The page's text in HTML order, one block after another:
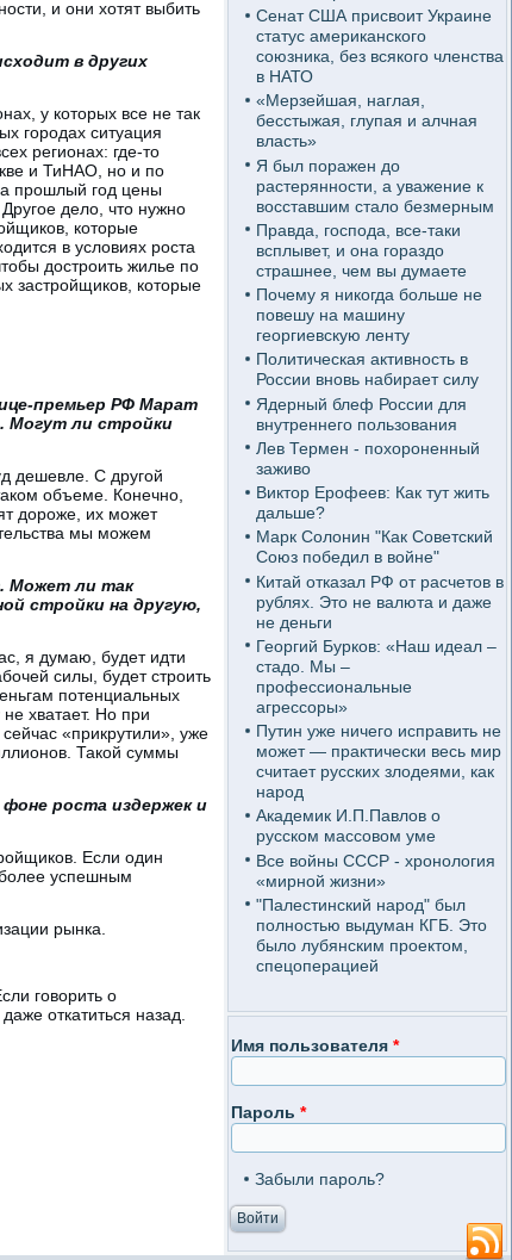
и они хотят выбить
в других
у которых все не так
городах ситуация
регионах: где-то
и ТиНАО, но и по
прошлый год цены
дело, что нужно
которые
в условиях роста
достроить жилье по
застройщиков, которые
премьер РФ Марат
Могут ли стройки
дешевле. С другой
объеме. Конечно,
дороже, их может
мы можем
Может ли так
стройки на другую,
я думаю, будет идти
силы, будет строить
потенциальных
хватает. Но при
«прикрутили», уже
Такой суммы
роста издержек и
Если один
более успешным
рынка.
говорить о
откатиться назад.
Сенат США присвоит Украине
статус американского
союзника, без всякого членства
в НАТО
«Мерзейшая, наглая,
бесстыжая, глупая и алчная
власть»
Я был поражен до
растерянности, а уважение к
восставшим стало безмерным
Правда, господа, все-таки
всплывет, и она гораздо
страшнее, чем вы думаете
Почему я никогда больше не
повешу на машину
георгиевскую ленту
Политическая активность в
России вновь набирает силу
Ядерный блеф России для
внутреннего пользования
Лев Термен - похороненный
заживо
Виктор Ерофеев: Как тут жить
дальше?
Марк Солонин "Как Советский
Союз победил в войне"
Китай отказал РФ от расчетов в
рублях. Это не валюта и даже
не деньги
Георгий Бурков: «Наш идеал –
стадо. Мы –
профессиональные
агрессоры»
Путин уже ничего исправить не
может — практически весь мир
считает русских злодеями, как
народ
Академик И.П.Павлов о
русском массовом уме
Все войны СССР - хронология
«мирной жизни»
"Палестинский народ" был
полностью выдуман КГБ. Это
было лубянским проектом,
спецоперацией
Имя пользователя *
Пароль *
Забыли пароль?